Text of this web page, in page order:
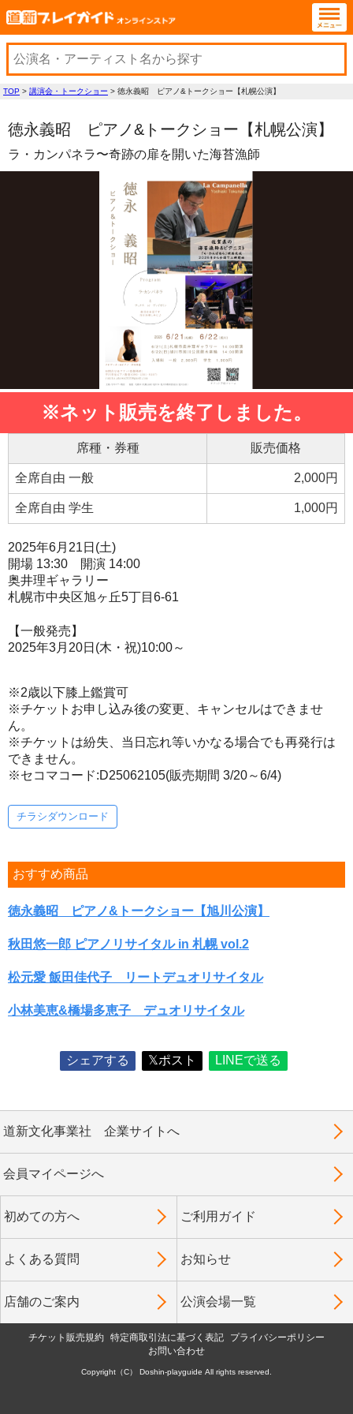
TOP > 講演会・トークショー > 徳永義昭 ピアノ&トークショー【札幌公演】
徳永義昭 ピアノ&トークショー【札幌公演】
ラ・カンパネラ〜奇跡の扉を開いた海苔漁師
※ネット販売を終了しました。
席種・券種 販売価格
全席自由 一般 2,000円
全席自由 学生 1,000円
2025年6月21日(土)
開場 13:30 開演 14:00
奥井理ギャラリー
札幌市中央区旭ヶ丘5丁目6-61
【一般発売】
2025年3月20日(木・祝)10:00～
※2歳以下膝上鑑賞可
※チケットお申し込み後の変更、キャンセルはできませ
ん。
※チケットは紛失、当日忘れ等いかなる場合でも再発行は
できません。
※セコマコード:D25062105(販売期間 3/20～6/4)
チラシダウンロード
おすすめ商品
徳永義昭 ピアノ&トークショー【旭川公演】
秋田悠一郎 ピアノリサイタル in 札幌 vol.2
松元愛 飯田佳代子 リートデュオリサイタル
小林美恵&橋場多恵子 デュオリサイタル
シェアする 𝕏ポスト LINEで送る
道新文化事業社 企業サイトへ
会員マイページへ
初めての方へ ご利用ガイド
よくある質問 お知らせ
店舗のご案内 公演会場一覧
チケット販売規約 特定商取引法に基づく表記
プライバシーポリシー
お問い合わせ
Copyright（C） Doshin-playguide All rights reserved.